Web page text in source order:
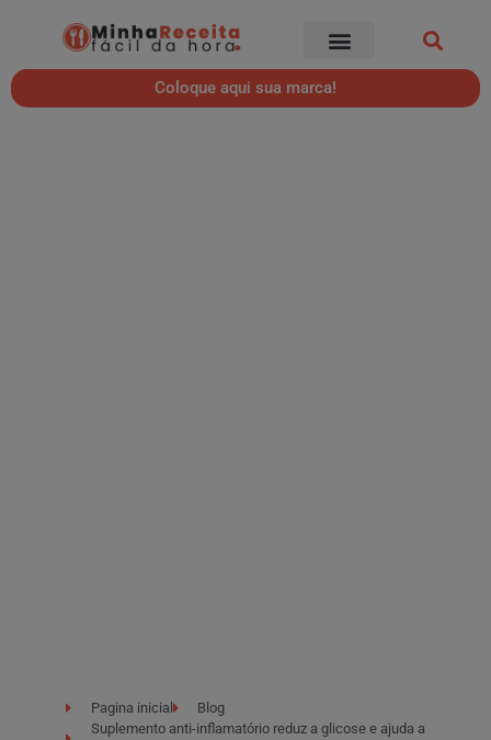
Coloque aqui sua marca!
Pagina inicial
Blog
Suplemento anti-inflamatório reduz a glicose e ajuda a